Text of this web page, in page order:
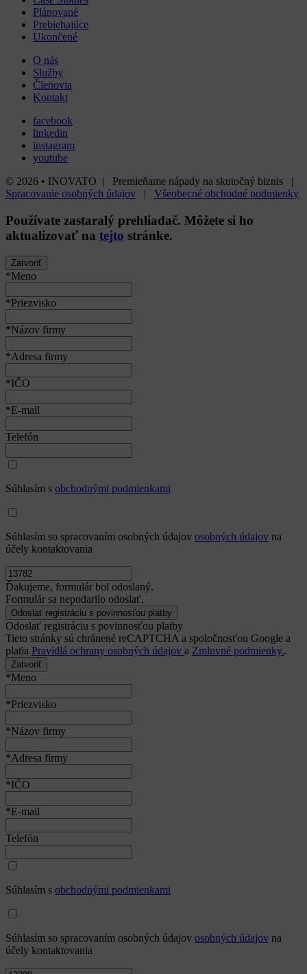
Plánované
Prebiehajúce
Ukončené
O nás
Služby
Členovia
Kontakt
facebook
linkedin
instagram
youtube
© 2026 • INOVATO | Premieňame nápady na skutočný biznis |
Spracovanie osobných údajov | Všeobecné obchodné podmienky
Používate zastaralý prehliadač. Môžete si ho
aktualizovať na tejto stránke.
Zatvoriť
*Meno
*Priezvisko
*Názov firmy
*Adresa firmy
*IČO
*E-mail
Telefón
Súhlasím s obchodnými podmienkami
Súhlasím so spracovaním osobných údajov osobných údajov na
účely kontaktovania
Ďakujeme, formulár bol odoslaný.
Formulár sa nepodarilo odoslať.
Odoslať registráciu s povinnosťou platby
Tieto stránky sú chránené reCAPTCHA a spoločnosťou Google a
platia Pravidlá ochrany osobných údajov a Zmluvné podmienky..
Zatvoriť
*Meno
*Priezvisko
*Názov firmy
*Adresa firmy
*IČO
*E-mail
Telefón
Súhlasím s obchodnými podmienkami
Súhlasím so spracovaním osobných údajov osobných údajov na
účely kontaktovania